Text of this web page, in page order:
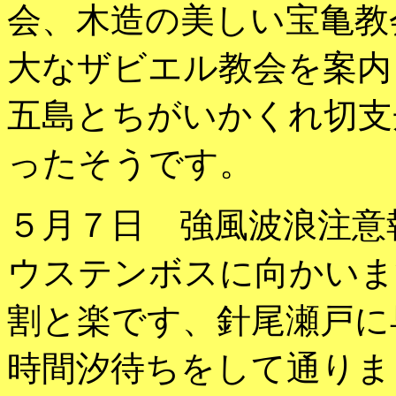
会、木造の美しい宝亀
大なザビエル教会を案
五島とちがいかくれ切
ったそうです。
５月７日 強風波浪注
ウステンボスに向かい
割と楽です、針尾瀬戸
時間汐待ちをして通り